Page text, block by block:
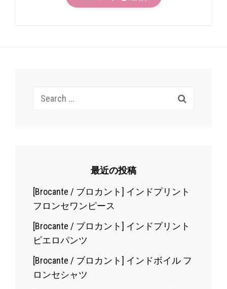
Search
最近の投稿
[Brocante / ブロカント] インドプリント
フロンセワンピース
[Brocante / ブロカント] インドプリント
ピエロパンツ
[Brocante / ブロカント] インドボイル フ
ロンセシャツ